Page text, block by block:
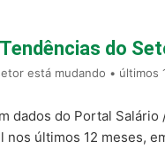
do
está mudando • últimos
dados do Portal Salário
nos últimos 12 meses,